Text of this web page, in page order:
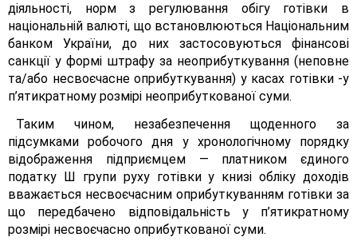
діяльності, норм з регулювання обігу готівки в
національній валюті, що встановлюються Національним
банком України, до них застосовуються фінансові
санкції у формі штрафу за неоприбуткування (неповне
та/або несвоєчасне оприбуткування) у касах готівки -у
п’ятикратному розмірі неоприбуткованої суми.
Таким чином, незабезпечення щоденного за
підсумками робочого дня у хронологічному порядку
відображення підприємцем — платником єдиного
податку Ш групи руху готівки у книзі обліку доходів
вважається несвоєчасним оприбуткуванням готівки за
що передбачено відповідальність у п’ятикратному
розмірі несвоєчасно оприбуткованої суми.